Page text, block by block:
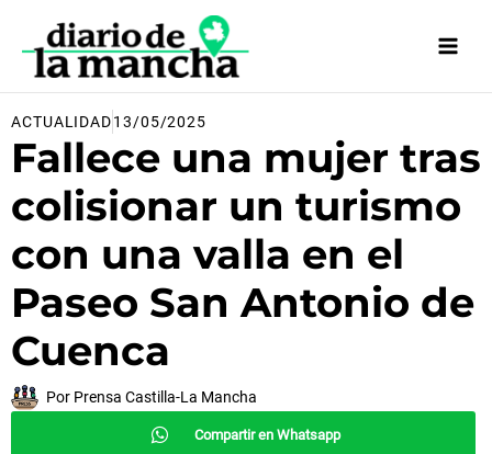
contenido
ACTUALIDAD13/05/2025
Fallece una mujer tras
colisionar un turismo
con una valla en el
Paseo San Antonio de
Cuenca
Por Prensa Castilla-La Mancha
Compartir en Whatsapp